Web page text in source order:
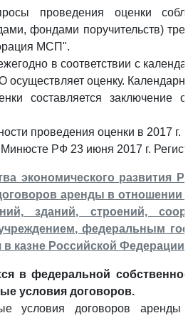
проведения оценки
фондами поручительств)
МСП".
в соответствии с
осуществляет оценку.
составляется заключение
проведения оценки в 2017 г.
РФ 23 июня 2017 г.
экономического развития
аренды в отношении
зданий, строений,
федеральным
казне Российской Федерации"
в федеральной
условия договоров.
условия договоров